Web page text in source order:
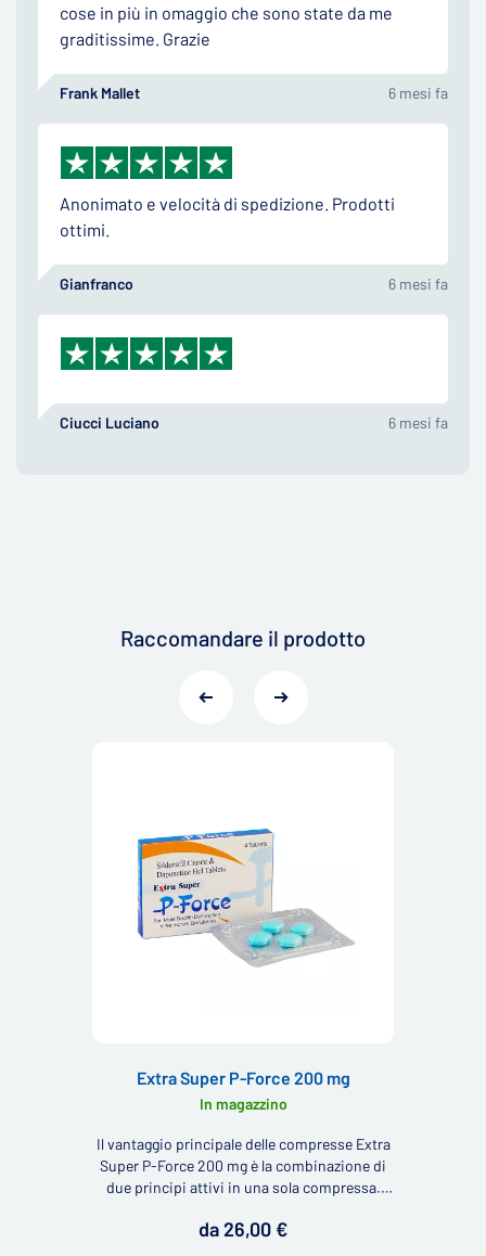
cose in più in omaggio che sono state da me
graditissime. Grazie
Frank Mallet 6 mesi fa
Anonimato e velocità di spedizione. Prodotti
ottimi.
Gianfranco 6 mesi fa
Ciucci Luciano 6 mesi fa
Raccomandare il prodotto
Extra Super P-Force 200 mg
In magazzino
Il vantaggio principale delle compresse Extra
Super P-Force 200 mg è la combinazione di
due principi attivi in una sola compressa.
attivo del Viagra - il sildenafil che è
da 26,00 €